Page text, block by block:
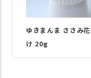
ゆきまんま ささみ
け 20g